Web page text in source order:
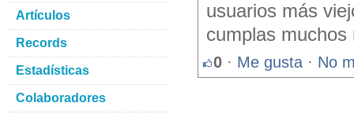
usuarios más
cumplas muchos
0 · Me gusta · No
Artículos
Records
Estadísticas
Colaboradores